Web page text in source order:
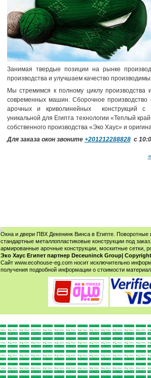
Занимая твердые позиции на рынке
производства и улучшаем качество
Мы стремимся к полному циклу
современных машин. Сборочное
арочных и криволинейных конструкций с
уникальной для Египта технологии «Теплый
собственного производства «Эко Хаус» и
Для заказа окон звоните +201212288828с
Окна и двери ПВХ Декенинк Винса в Египте.
стандартные металлопластиковые конструкции под
армированные арочные конструкции, москитные
Эко Хаус Египет партнер Deceuninck Group|
Сайт www.ecohouse-eg.com носит исключительно
получения подробной информации о стоимости